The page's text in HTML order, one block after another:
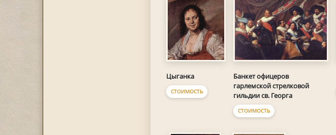
Цыганка
СТОИМОСТЬ
Банкет офицеров
гарлемской стрелковой
гильдии св. Георга
СТОИМОСТЬ